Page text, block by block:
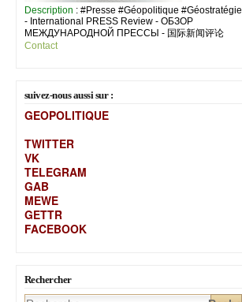
Description : #Presse #Géopolitique #Géostratégie
- International PRESS Review - ОБЗОР
МЕЖДУНАРОДНОЙ ПРЕССЫ - 国际新闻评论
Contact
suivez-nous aussi sur :
GEOPOLITIQUE
TWITTER
VK
TELEGRAM
GAB
MEWE
GETTR
FACEBOOK
Rechercher